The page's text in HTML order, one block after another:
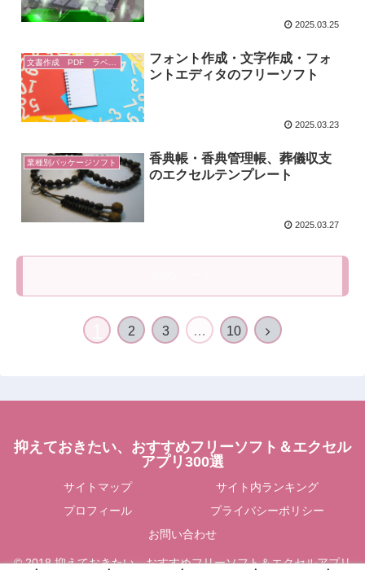
2025.03.25
文書作成 PDF ラベル印刷
フォント作成・文字作成・フォ
ントエディタのフリーソフト
2025.03.23
業種別パッケージソフト
香典帳・香典管理帳、葬儀収支
のエクセルテンプレート
2025.03.27
2 3 … 10
抑えておきたい、おすすめフリーソフト＆エクセル
アプリ300選
サイトマップ
サイト内ランキング
プロフィール
プライバシーポリシー
お問い合わせ
© 2018 抑えておきたい、おすすめフリーソフト＆エクセルアプリ